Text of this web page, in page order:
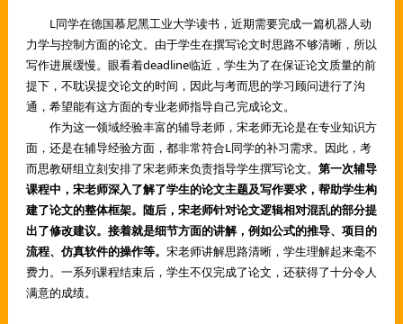
L同学在德国慕尼黑工业大学读书，近期需要完成一篇机器人动
力学与控制方面的论文。由于学生在撰写论文时思路不够清晰，所以
写作进展缓慢。眼看着deadline临近，学生为了在保证论文质量的前
提下，不耽误提交论文的时间，因此与考而思的学习顾问进行了沟
通，希望能有这方面的专业老师指导自己完成论文。
作为这一领域经验丰富的辅导老师，宋老师无论是在专业知识方
面，还是在辅导经验方面，都非常符合L同学的补习需求。因此，考
而思教研组立刻安排了宋老师来负责指导学生撰写论文。 第一次辅导
课程中，宋老师深入了解了学生的论文主题及写作要求，帮助学生构
建了论文的整体框架。随后，宋老师针对论文逻辑相对混乱的部分提
出了修改建议。接着就是细节方面的讲解，例如公式的推导、项目的
流程、仿真软件的操作等。 宋老师讲解思路清晰，学生理解起来毫不
费力。一系列课程结束后，学生不仅完成了论文，还获得了十分令人
满意的成绩。